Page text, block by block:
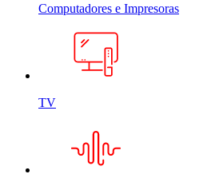
Computadores e Impresoras
TV